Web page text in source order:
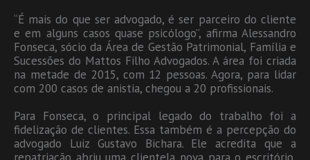
“É mais do que ser advogado, é ser parceiro do cliente
e em alguns casos quase psicólogo”, afirma Alessandro
Fonseca, sócio da Área de Gestão Patrimonial, Família e
Sucessões do Mattos Filho Advogados. A área foi criada
na metade de 2015, com 12 pessoas. Agora, para lidar
com 200 casos de anistia, chegou a 20 profissionais.
Para Fonseca, o principal legado do trabalho foi a
fidelização de clientes. Essa também é a percepção do
advogado Luiz Gustavo Bichara. Ele acredita que a